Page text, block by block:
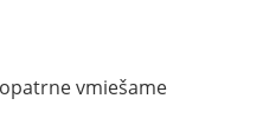
vmiešame